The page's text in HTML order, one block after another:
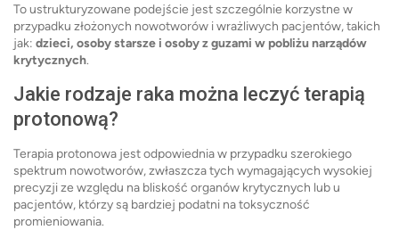
To ustrukturyzowane podejście jest szczególnie korzystne w
przypadku złożonych nowotworów i wrażliwych pacjentów, takich
jak: dzieci, osoby starsze i osoby z guzami w pobliżu narządów
krytycznych.
Jakie rodzaje raka można leczyć terapią
protonową?
Terapia protonowa jest odpowiednia w przypadku szerokiego
spektrum nowotworów, zwłaszcza tych wymagających wysokiej
precyzji ze względu na bliskość organów krytycznych lub u
pacjentów, którzy są bardziej podatni na toksyczność
promieniowania.